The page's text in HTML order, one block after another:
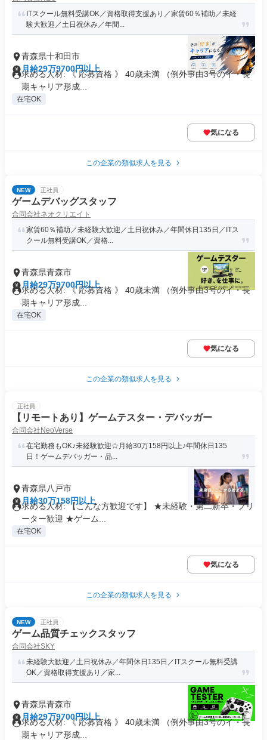
ITスクール無料受講OK／資格取得支援あり／家賃60％補助／未経
験大歓迎／土日祝休み／年間...
青森県十和田市
月給29万9700円以上
求める人材: 《 応募資格 》 40歳未満 （例外事由3号のイ・長
期キャリア形成...
在宅OK
気になる
この企業の類似求人を見る
NEW 正社員
ゲームデバッグスタッフ
合同会社ネオクリエイト
家賃60％補助／未経験大歓迎／土日祝休み／年間休日135日／ITス
クール無料受講OK／資格...
青森県青森市
月給29万9700円以上
求める人材: 《 応募資格 》 40歳未満 （例外事由3号のイ・長
期キャリア形成...
在宅OK
気になる
この企業の類似求人を見る
正社員
【リモートあり】ゲームテスター・デバッガー
合同会社NeoVerse
在宅勤務もOK♪未経験歓迎☆月給30万158円以上♪年間休日135
日！ゲームデバッガー・品...
青森県八戸市
月給30万158円以上
求める人材: 【こんな方歓迎です】 ★未経験・第二新卒・フリ
ーター歓迎 ★ゲーム...
在宅OK
気になる
この企業の類似求人を見る
NEW 正社員
ゲーム品質チェックスタッフ
合同会社SKY
未経験大歓迎／土日祝休み／年間休日135日／ITスクール無料受講
OK／資格取得支援あり／家...
青森県青森市
月給29万9700円以上
求める人材: 《 応募資格 》 40歳未満 （例外事由3号のイ・長
期キャリア形成...